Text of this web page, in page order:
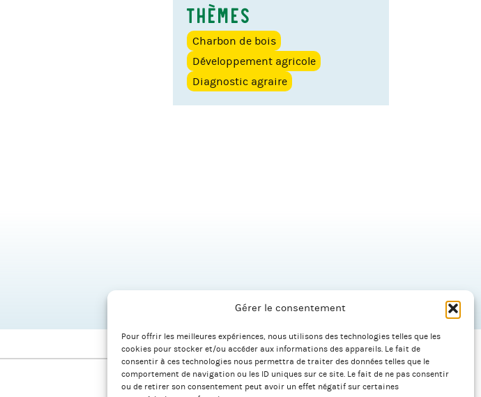
Gérer le consentement
Pour offrir les meilleures expériences, nous utilisons des technologies telles que les
cookies pour stocker et/ou accéder aux informations des appareils. Le fait de
consentir à ces technologies nous permettra de traiter des données telles que le
comportement de navigation ou les ID uniques sur ce site. Le fait de ne pas consentir
ou de retirer son consentement peut avoir un effet négatif sur certaines
Thèmes
Charbon de bois
Développement agricole
Diagnostic agraire
Plan du site